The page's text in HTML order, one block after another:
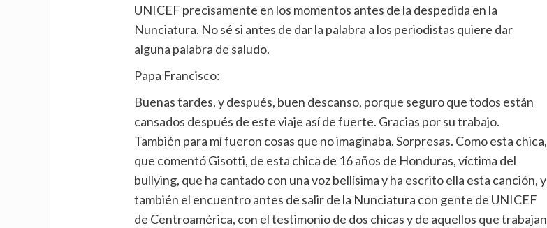
UNICEF precisamente en los momentos antes de la despedida en la
Nunciatura. No sé si antes de dar la palabra a los periodistas quiere dar
alguna palabra de saludo.
Papa Francisco:
Buenas tardes, y después, buen descanso, porque seguro que todos están
cansados después de este viaje así de fuerte. Gracias por su trabajo.
También para mí fueron cosas que no imaginaba. Sorpresas. Como esta chica,
que comentó Gisotti, de esta chica de 16 años de Honduras, víctima del
bullying, que ha cantado con una voz bellísima y ha escrito ella esta canción, y
también el encuentro antes de salir de la Nunciatura con gente de UNICEF
de Centroamérica, con el testimonio de dos chicas y de aquellos que trabajan